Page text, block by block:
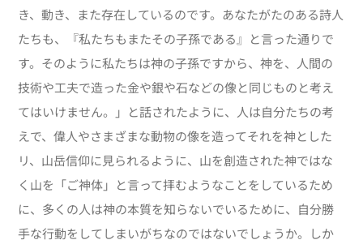
き、動き、また存在しているのです。あなたがたのある詩人
たちも、『私たちもまたその子孫である』と言った通りで
す。そのように私たちは神の子孫ですから、神を、人間の
技術や工夫で造った金や銀や石などの像と同じものと考え
てはいけません。」と話されたように、人は自分たちの考
えで、偉人やさまざまな動物の像を造ってそれを神とした
リ、山岳信仰に見られるように、山を創造された神ではな
く山を「ご神体」と言って拝むようなことをしているため
に、多くの人は神の本質を知らないでいるために、自分勝
手な行動をしてしまいがちなのではないでしょうか。しか